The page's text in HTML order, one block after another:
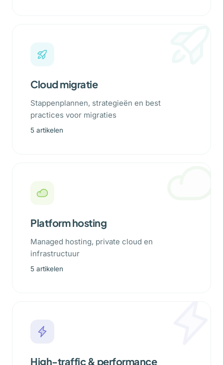
Cloud migratie
Stappenplannen, strategieën en best
practices voor migraties
5 artikelen
Platform hosting
Managed hosting, private cloud en
infrastructuur
5 artikelen
High-traffic & performance